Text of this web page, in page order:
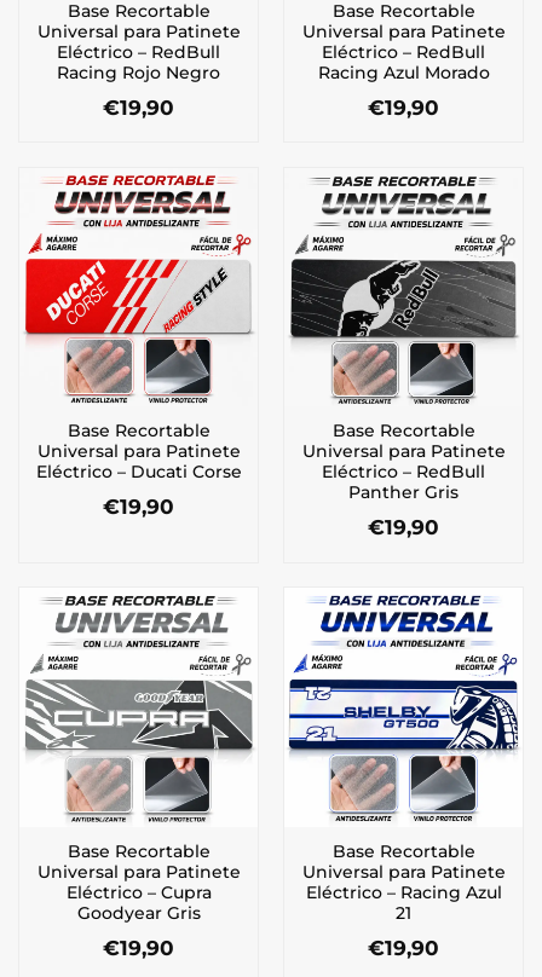
Base Recortable
Universal para Patinete
Eléctrico – RedBull
Racing Rojo Negro
€19,90
Base Recortable
Universal para Patinete
Eléctrico – RedBull
Racing Azul Morado
€19,90
Base Recortable
Universal para Patinete
Eléctrico – Ducati Corse
€19,90
Base Recortable
Universal para Patinete
Eléctrico – RedBull
Panther Gris
€19,90
Base Recortable
Universal para Patinete
Eléctrico – Cupra
Goodyear Gris
€19,90
Base Recortable
Universal para Patinete
Eléctrico – Racing Azul
21
€19,90